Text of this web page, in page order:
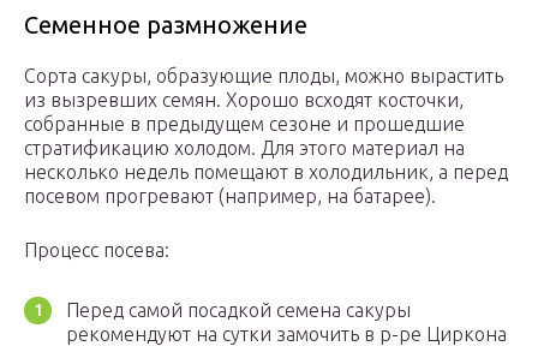
Семенное размножение
Сорта сакуры, образующие плоды, можно вырастить
из вызревших семян. Хорошо всходят косточки,
собранные в предыдущем сезоне и прошедшие
стратификацию холодом. Для этого материал на
несколько недель помещают в холодильник, а перед
посевом прогревают (например, на батарее).
Процесс посева:
Перед самой посадкой семена сакуры
рекомендуют на сутки замочить в р-ре Циркона